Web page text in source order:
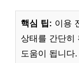
핵심 팁: 이용
상태를 간단히
도움이 됩니다